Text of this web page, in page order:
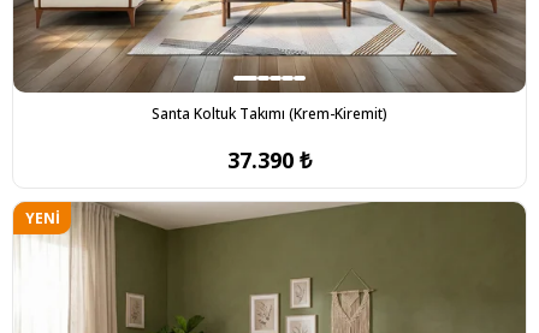
Santa Koltuk Takımı (Krem-Kiremit)
37.390 ₺
YENI
ÜRÜN